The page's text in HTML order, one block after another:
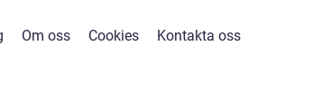
Om oss Cookies Kontakta oss